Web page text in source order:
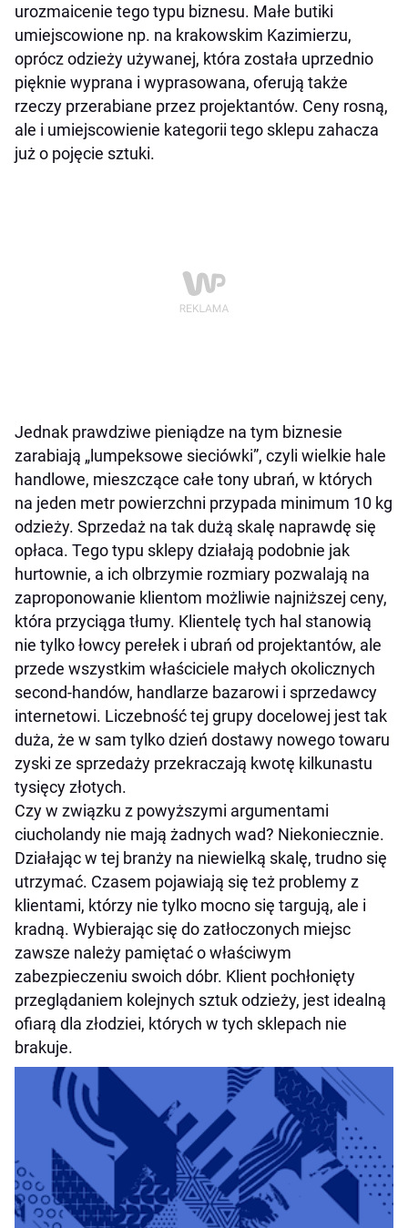
urozmaicenie tego typu biznesu. Małe butiki
umiejscowione np. na krakowskim Kazimierzu,
oprócz odzieży używanej, która została uprzednio
pięknie wyprana i wyprasowana, oferują także
rzeczy przerabiane przez projektantów. Ceny rosną,
ale i umiejscowienie kategorii tego sklepu zahacza
już o pojęcie sztuki.
Jednak prawdziwe pieniądze na tym biznesie
zarabiają „lumpeksowe sieciówki”, czyli wielkie hale
handlowe, mieszczące całe tony ubrań, w których
na jeden metr powierzchni przypada minimum 10 kg
odzieży. Sprzedaż na tak dużą skalę naprawdę się
opłaca. Tego typu sklepy działają podobnie jak
hurtownie, a ich olbrzymie rozmiary pozwalają na
zaproponowanie klientom możliwie najniższej ceny,
która przyciąga tłumy. Klientelę tych hal stanowią
nie tylko łowcy perełek i ubrań od projektantów, ale
przede wszystkim właściciele małych okolicznych
second-handów, handlarze bazarowi i sprzedawcy
internetowi. Liczebność tej grupy docelowej jest tak
duża, że w sam tylko dzień dostawy nowego towaru
zyski ze sprzedaży przekraczają kwotę kilkunastu
tysięcy złotych.
Czy w związku z powyższymi argumentami
ciucholandy nie mają żadnych wad? Niekoniecznie.
Działając w tej branży na niewielką skalę, trudno się
utrzymać. Czasem pojawiają się też problemy z
klientami, którzy nie tylko mocno się targują, ale i
kradną. Wybierając się do zatłoczonych miejsc
zawsze należy pamiętać o właściwym
zabezpieczeniu swoich dóbr. Klient pochłonięty
przeglądaniem kolejnych sztuk odzieży, jest idealną
ofiarą dla złodziei, których w tych sklepach nie
brakuje.